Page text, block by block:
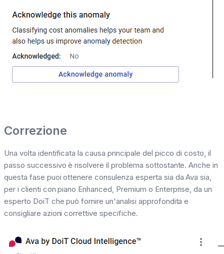
Correzione
Una volta identificata la causa principale del picco di costo, il
passo successivo è risolvere il problema sottostante. Anche in
questa fase puoi ottenere consulenza esperta sia da Ava sia,
per i clienti con piano Enhanced, Premium o Enterprise, da un
esperto DoiT che può fornire un'analisi approfondita e
consigliare azioni correttive specifiche.